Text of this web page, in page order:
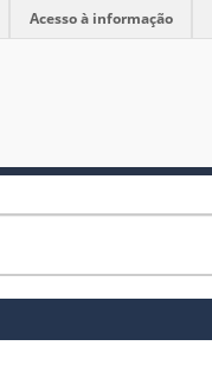
Acesso à informação